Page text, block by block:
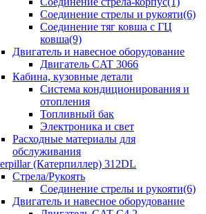
Соединение стрелы и рукояти(6)
Соединение тяг ковша с ГЦ
ковша(9)
Двигатель и навесное оборудование
Двигатель CAT 3066
Кабина, кузовные детали
Система кондиционирования и
отопления
Топливный бак
Электроника и свет
Расходные материалы для
обслуживания
(Катерпиллер) 312DL
Стрела/Рукоять
Соединение стрелы и рукояти(6)
Двигатель и навесное оборудование